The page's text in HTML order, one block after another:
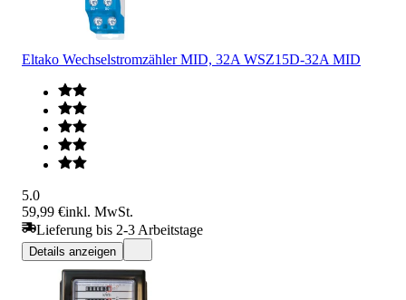
Eltako Wechselstromzähler MID, 32A WSZ15D-32A MID
5.0
59,99 €inkl. MwSt.
Lieferung bis 2-3 Arbeitstage
Details anzeigen